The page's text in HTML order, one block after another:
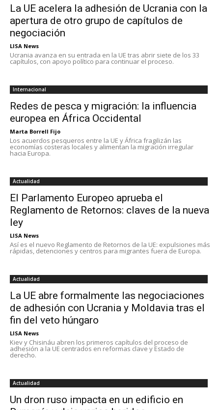
La UE acelera la adhesión de Ucrania con la
apertura de otro grupo de capítulos de
negociación
LISA News
Ucrania avanza en su entrada en la UE tras abrir siete de los 33
capítulos, con apoyo político para continuar el proceso.
Internacional
Redes de pesca y migración: la influencia
europea en África Occidental
Marta Borrell Fijo
Los acuerdos pesqueros entre la UE y África fragilizán las
economías costeras locales y alimentan la migración irregular
hacia Europa.
Actualidad
El Parlamento Europeo aprueba el
Reglamento de Retornos: claves de la nueva
ley
LISA News
Así es el nuevo Reglamento de Retornos de la UE: expulsiones más
rápidas, detenciones y centros para migrantes fuera de Europa.
Actualidad
La UE abre formalmente las negociaciones
de adhesión con Ucrania y Moldavia tras el
fin del veto húngaro
LISA News
Kiev y Chisináu abren los primeros capítulos del proceso de
adhesión a la UE centrados en reformas clave y Estado de
derecho.
Actualidad
Un dron ruso impacta en un edificio en